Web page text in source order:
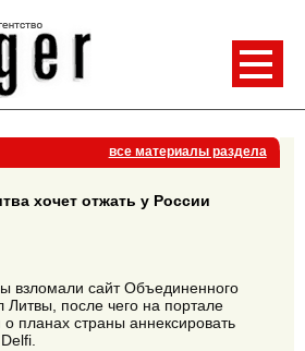
все материалы раздела
хочет отжать у России
взломали сайт Объединенного
после чего на портале
планах страны аннексировать